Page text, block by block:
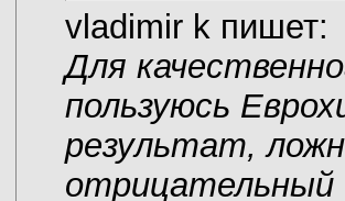
vladimir k пишет:
Для
пользуюсь
результат,